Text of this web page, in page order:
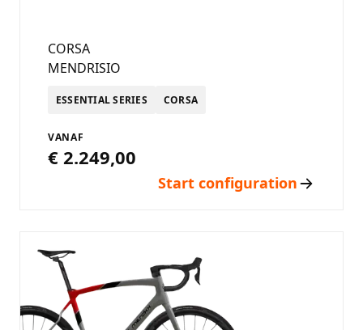
CORSA
MENDRISIO
ESSENTIAL SERIES CORSA
VANAF
€ 2.249,00
Start configuration